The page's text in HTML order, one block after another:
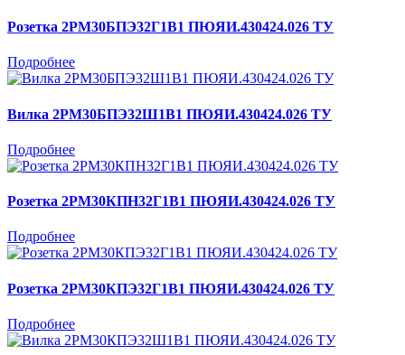
Розетка 2РМ30БПЭ32Г1В1 ПЮЯИ.430424.026 ТУ
Подробнее
Вилка 2РМ30БПЭ32Ш1В1 ПЮЯИ.430424.026 ТУ
Подробнее
Розетка 2РМ30КПН32Г1В1 ПЮЯИ.430424.026 ТУ
Подробнее
Розетка 2РМ30КПЭ32Г1В1 ПЮЯИ.430424.026 ТУ
Подробнее